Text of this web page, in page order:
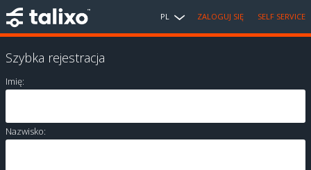
PL ZALOGUJ SIĘ SELF SERVICE
Szybka rejestracja
Imię:
Nazwisko: